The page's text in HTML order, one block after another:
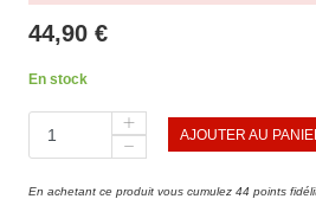
44,90 €
En stock
AJOUTER AU
En achetant ce produit vous cumulez 44 points